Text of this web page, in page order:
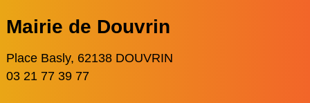
Mairie de Douvrin
Place Basly, 62138 DOUVRIN
03 21 77 39 77